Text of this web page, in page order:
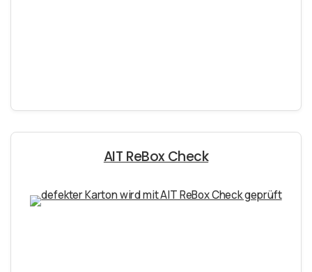
AIT ReBox Check